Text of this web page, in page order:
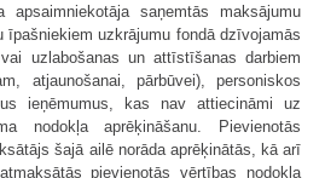
apsaimniekotāja saņemtās maksājumu
īpašniekiem uzkrājumu fondā dzīvojamās
uzlabošanas un attīstīšanas darbiem
atjaunošanai, pārbūvei), personiskos
ieņēmumus, kas nav attiecināmi uz
nodokļa aprēķināšanu. Pievienotās
šajā ailē norāda aprēķinātās, kā arī
pievienotās vērtības nodokļa